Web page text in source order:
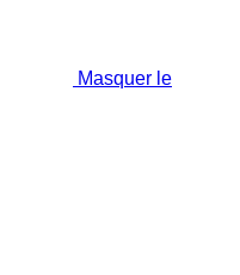
Masquer le